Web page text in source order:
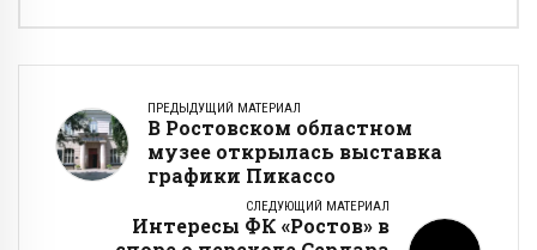
ПРЕДЫДУЩИЙ МАТЕРИАЛ
В Ростовском областном
музее открылась выставка
графики Пикассо
СЛЕДУЮЩИЙ МАТЕРИАЛ
Интересы ФК «Ростов» в